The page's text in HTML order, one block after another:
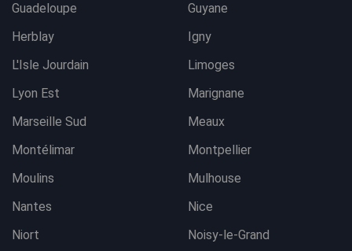
Guadeloupe
Guyane
Herblay
Igny
L'Isle Jourdain
Limoges
Lyon Est
Marignane
Marseille Sud
Meaux
Montélimar
Montpellier
Moulins
Mulhouse
Nantes
Nice
Niort
Noisy-le-Grand